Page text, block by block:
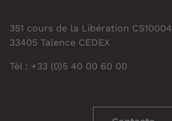
351 cours de la Libération CS10004
33405 Talence CEDEX
Tél : +33 (0)5 40 00 60 00